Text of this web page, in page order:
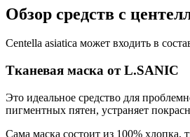
Обзор средств с
Centella asiatica может входить в
Тканевая маска от L.SANIC
Это идеальное средство для
пигментных пятен, устраняет
Сама маска состоит из 100% хлопка,